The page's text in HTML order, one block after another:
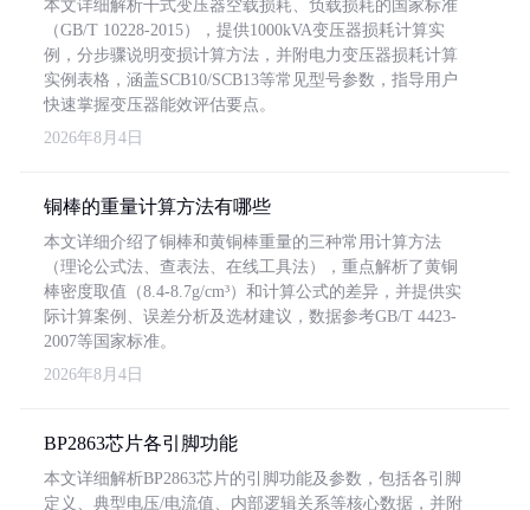
本文详细解析干式变压器空载损耗、负载损耗的国家标准
（GB/T 10228-2015），提供1000kVA变压器损耗计算实
例，分步骤说明变损计算方法，并附电力变压器损耗计算
实例表格，涵盖SCB10/SCB13等常见型号参数，指导用户
快速掌握变压器能效评估要点。
2026年8月4日
铜棒的重量计算方法有哪些
本文详细介绍了铜棒和黄铜棒重量的三种常用计算方法
（理论公式法、查表法、在线工具法），重点解析了黄铜
棒密度取值（8.4-8.7g/cm³）和计算公式的差异，并提供实
际计算案例、误差分析及选材建议，数据参考GB/T 4423-
2007等国家标准。
2026年8月4日
BP2863芯片各引脚功能
本文详细解析BP2863芯片的引脚功能及参数，包括各引脚
定义、典型电压/电流值、内部逻辑关系等核心数据，并附